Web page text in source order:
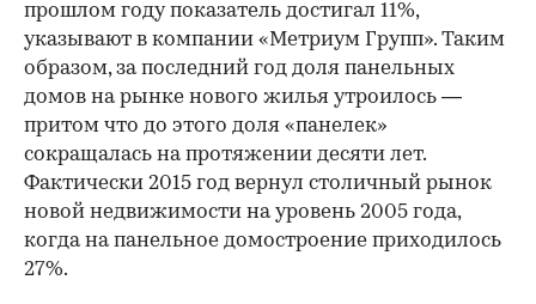
прошлом году показатель достигал 11%,
указывают в компании «Метриум Групп». Таким
образом, за последний год доля панельных
домов на рынке нового жилья утроилось —
притом что до этого доля «панелек»
сокращалась на протяжении десяти лет.
Фактически 2015 год вернул столичный рынок
новой недвижимости на уровень 2005 года,
когда на панельное домостроение приходилось
27%.